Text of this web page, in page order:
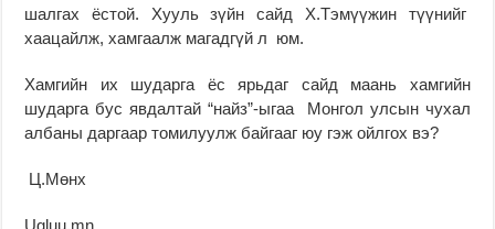
шалгах ёстой. Хууль зүйн сайд Х.Тэмүүжин түүнийг
хаацайлж, хамгаалж магадгүй л юм.
Хамгийн их шударга ёс ярьдаг сайд маань хамгийн
шударга бус явдалтай “найз”-ыгаа Монгол улсын чухал
албаны даргаар томилуулж байгааг юу гэж ойлгох вэ?
Ц.Мөнх
Ugluu.mn